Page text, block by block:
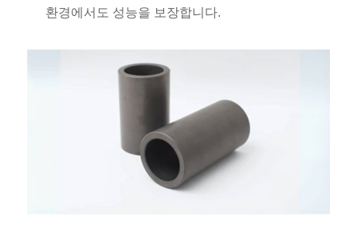
환경에서도 성능을 보장합니다.